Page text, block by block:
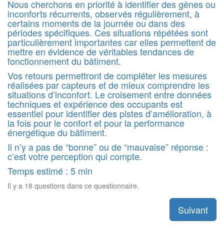
Nous cherchons en priorité à identifier des gênes ou
inconforts récurrents, observés régulièrement, à
certains moments de la journée ou dans des
périodes spécifiques. Ces situations répétées sont
particulièrement importantes car elles permettent de
mettre en évidence de véritables tendances de
fonctionnement du bâtiment.
Vos retours permettront de compléter les mesures
réalisées par capteurs et de mieux comprendre les
situations d’inconfort. Le croisement entre données
techniques et expérience des occupants est
essentiel pour identifier des pistes d’amélioration, à
la fois pour le confort et pour la performance
énergétique du bâtiment.
Il n’y a pas de “bonne” ou de “mauvaise” réponse :
c’est votre perception qui compte.
Temps estimé : 5 min
Il y a 18 questions dans ce questionnaire.
Suivant